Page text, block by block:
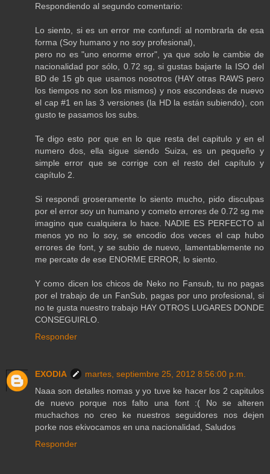
Respondiendo al segundo comentario:
Lo siento, si es un error me confundí al nombrarla de esa
forma (Soy humano y no soy profesional),
pero no es "uno enorme error", ya que solo le cambie de
nacionalidad por sólo, 0.72 sg, si gustas bajarte la ISO del
BD de 15 gb que usamos nosotros (HAY otras RAWS pero
los tiempos no son los mismos) y nos escondeas de nuevo
el cap #1 en las 3 versiones (la HD la están subiendo), con
gusto te pasamos los subs.
Te digo esto por que en lo que resta del capitulo y en el
numero dos, ella sigue siendo Suiza, es un pequeño y
simple error que se corrige con el resto del capítulo y
capítulo 2.
Si respondi groseramente lo siento mucho, pido disculpas
por el error soy un humano y cometo errores de 0.72 sg me
imagino que cualquiera lo hace. NADIE ES PERFECTO al
menos yo no lo soy, se encodio dos veces el cap hubo
errores de font, y se subio de nuevo, lamentablemente no
me percate de ese ENORME ERROR, lo siento.
Y como dicen los chicos de Neko no Fansub, tu no pagas
por el trabajo de un FanSub, pagas por uno profesional, si
no te gusta nuestro trabajo HAY OTROS LUGARES DONDE
CONSEGUIRLO.
Responder
EXODIA
martes, septiembre 25, 2012 8:56:00 p.m.
Naaa son detalles nomas y yo tuve ke hacer los 2 capitulos
de nuevo porque nos falto una font :( No se alteren
muchachos no creo ke nuestros seguidores nos dejen
porke nos ekivocamos en una nacionalidad, Saludos
Responder